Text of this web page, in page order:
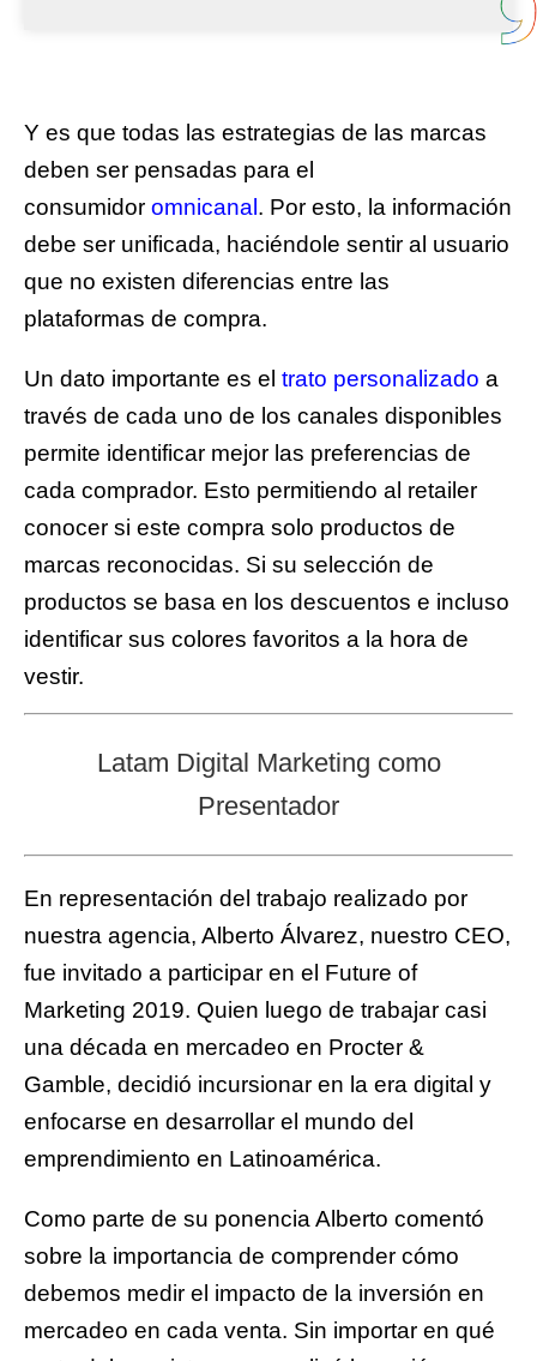
Y es que todas las estrategias de las marcas
deben ser pensadas para el
consumidor omnicanal . Por esto, la información
debe ser unificada, haciéndole sentir al usuario
que no existen diferencias entre las
plataformas de compra.
Un dato importante es el trato personalizado a
través de cada uno de los canales disponibles
permite identificar mejor las preferencias de
cada comprador. Esto permitiendo al retailer
conocer si este compra solo productos de
marcas reconocidas. Si su selección de
productos se basa en los descuentos e incluso
identificar sus colores favoritos a la hora de
vestir.
Latam Digital Marketing como
Presentador
En representación del trabajo realizado por
nuestra agencia, Alberto Álvarez, nuestro CEO,
fue invitado a participar en el Future of
Marketing 2019. Quien luego de trabajar casi
una década en mercadeo en Procter &
Gamble, decidió incursionar en la era digital y
enfocarse en desarrollar el mundo del
emprendimiento en Latinoamérica.
Como parte de su ponencia Alberto comentó
sobre la importancia de comprender cómo
debemos medir el impacto de la inversión en
mercadeo en cada venta. Sin importar en qué